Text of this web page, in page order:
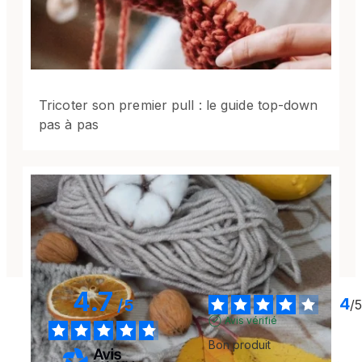
Tricoter son premier pull : le guide top-down
pas à pas
4.7/5 4/5
Avis vérifié
Bon produit